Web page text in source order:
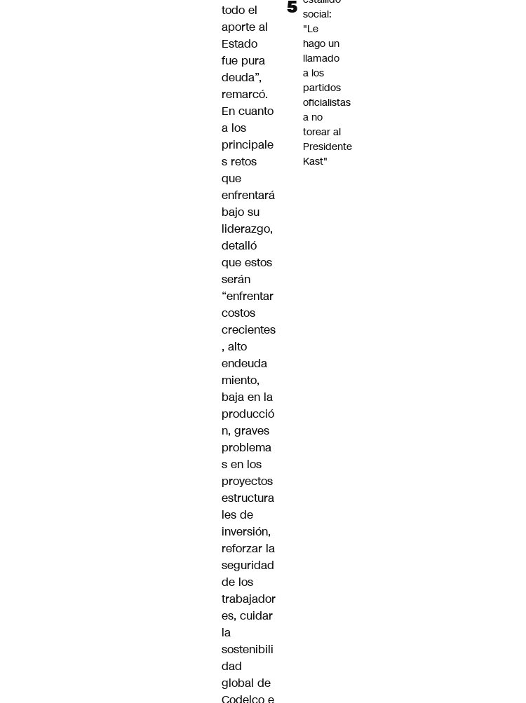
todo el
aporte al
Estado
fue pura
deuda”,
remarcó.
En cuanto
a los
principale
s retos
que
enfrentará
bajo su
liderazgo,
detalló
que estos
serán
“enfrentar
costos
crecientes
, alto
endeuda
miento,
baja en la
producció
n, graves
problema
s en los
proyectos
estructura
les de
inversión,
reforzar la
seguridad
de los
trabajador
es, cuidar
la
sostenibili
dad
global de
social:
"Le
hago un
llamado
a los
partidos
oficialistas
a no
torear al
Presidente
Kast"